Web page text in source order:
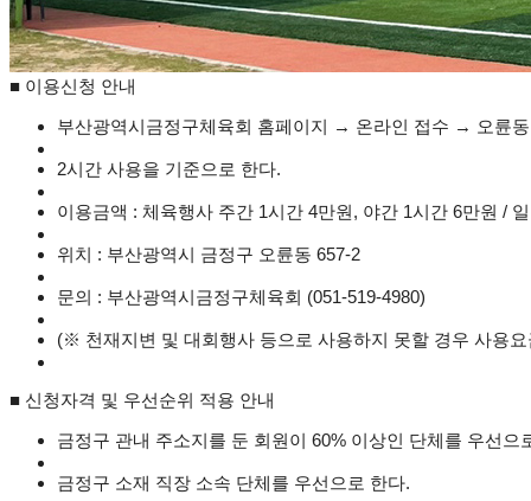
■ 이용신청 안내
부산광역시금정구체육회 홈페이지 → 온라인 접수 → 오륜
2시간 사용을 기준으로 한다.
이용금액 : 체육행사 주간 1시간 4만원, 야간 1시간 6만원 /
위치 : 부산광역시 금정구 오륜동 657-2
문의 : 부산광역시금정구체육회 (051-519-4980)
(※ 천재지변 및 대회행사 등으로 사용하지 못할 경우 사용
■ 신청자격 및 우선순위 적용 안내
금정구 관내 주소지를 둔 회원이 60% 이상인 단체를 우선으
금정구 소재 직장 소속 단체를 우선으로 한다.